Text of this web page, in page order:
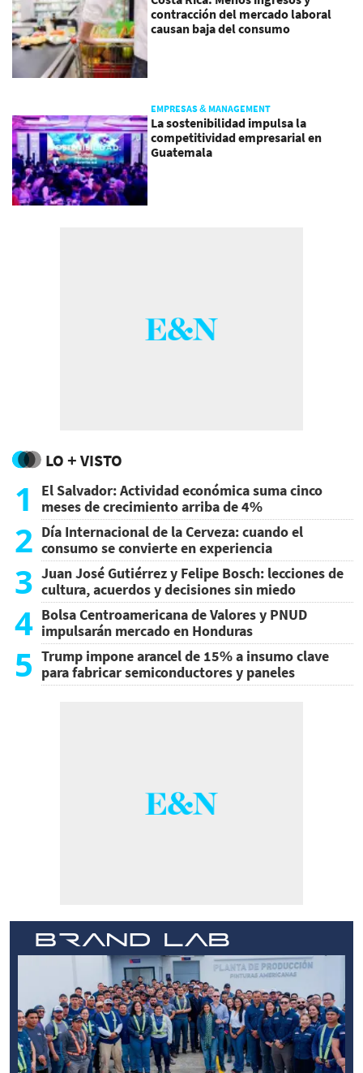
contracción del mercado laboral
causan baja del consumo
EMPRESAS & MANAGEMENT
La sostenibilidad impulsa la
competitividad empresarial en
Guatemala
LO + VISTO
1
El Salvador: Actividad económica suma cinco
meses de crecimiento arriba de 4%
2 Día Internacional de la Cerveza: cuando el
consumo se convierte en experiencia
3 Juan José Gutiérrez y Felipe Bosch: lecciones de
cultura, acuerdos y decisiones sin miedo
4 Bolsa Centroamericana de Valores y PNUD
impulsarán mercado en Honduras
5 Trump impone arancel de 15% a insumo clave
para fabricar semiconductores y paneles